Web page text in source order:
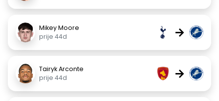
Mikey Moore
prije 44d
→
Tairyk Arconte
prije 44d
→